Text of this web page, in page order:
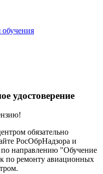
обучения
удостоверение
обязательно
РосОбрНадзора и
по направлению "Обучение
по ремонту авиационных